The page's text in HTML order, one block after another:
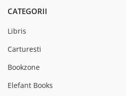
CATEGORII
Libris
Carturesti
Bookzone
Elefant Books